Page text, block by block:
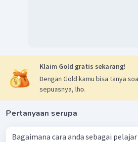
Klaim Gold gratis sekarang!
Dengan Gold kamu bisa tanya
sepuasnya, lho.
Pertanyaan serupa
Bagaimana cara anda sebagai